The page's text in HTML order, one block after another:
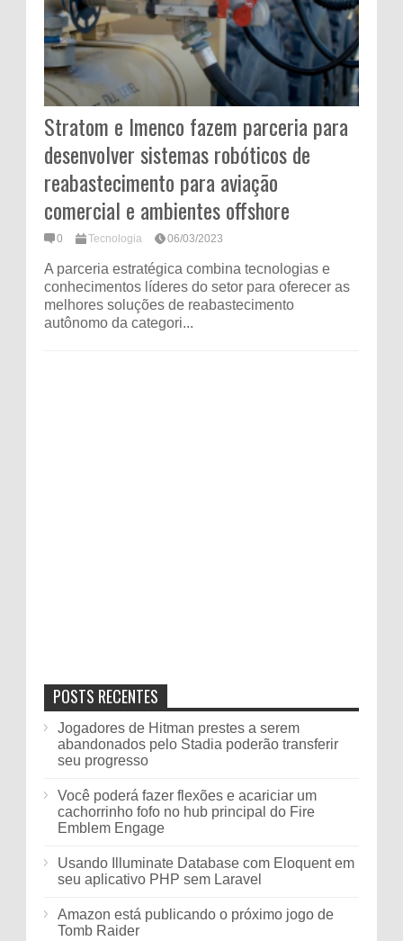
Stratom e Imenco fazem parceria para
desenvolver sistemas robóticos de
reabastecimento para aviação
comercial e ambientes offshore
0 Tecnologia 06/03/2023
A parceria estratégica combina tecnologias e
conhecimentos líderes do setor para oferecer as
melhores soluções de reabastecimento
autônomo da categori...
POSTS RECENTES
Jogadores de Hitman prestes a serem
abandonados pelo Stadia poderão transferir
seu progresso
Você poderá fazer flexões e acariciar um
cachorrinho fofo no hub principal do Fire
Emblem Engage
Usando Illuminate Database com Eloquent em
seu aplicativo PHP sem Laravel
Amazon está publicando o próximo jogo de
Tomb Raider